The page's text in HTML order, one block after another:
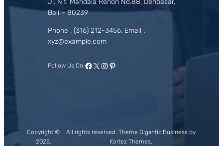
Bali – 80239
Phone : (316) 212-3456, Email :
xyz@example.com
Follow Us On:Facebook
X Instagram
Pinterest
Copyright ©
2025.
All rights reserved. Theme Gigantic Business by
Kortez Themes.